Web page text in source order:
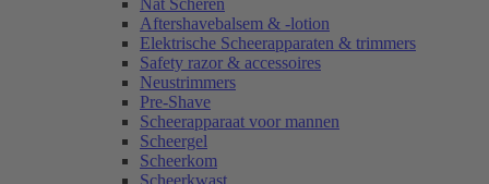
Nat Scheren
Aftershavebalsem & -lotion
Elektrische Scheerapparaten & trimmers
Safety razor & accessoires
Neustrimmers
Pre-Shave
Scheerapparaat voor mannen
Scheergel
Scheerkom
Scheerkwast